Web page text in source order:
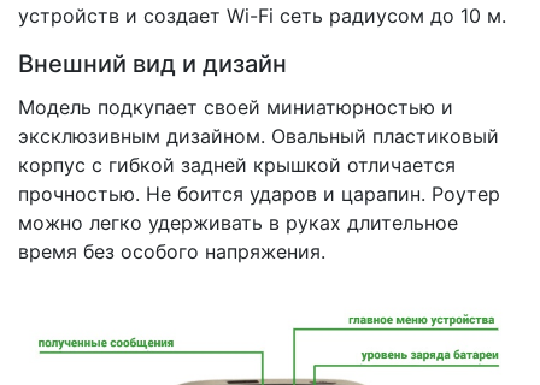
устройств и создает Wi-Fi сеть радиусом до 10 м.
Внешний вид и дизайн
Модель подкупает своей миниатюрностью и
эксклюзивным дизайном. Овальный пластиковый
корпус с гибкой задней крышкой отличается
прочностью. Не боится ударов и царапин. Роутер
можно легко удерживать в руках длительное
время без особого напряжения.